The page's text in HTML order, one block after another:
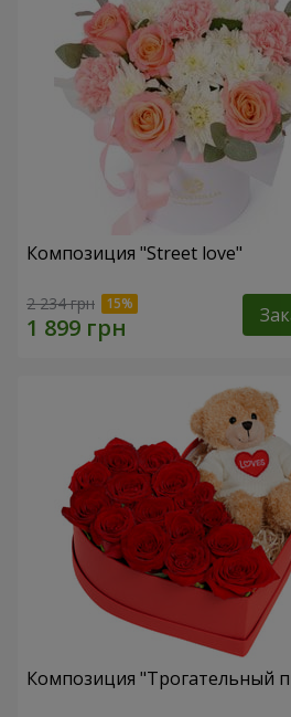
Композиция "Street love"
2 234 грн
Композиция "Трогательный